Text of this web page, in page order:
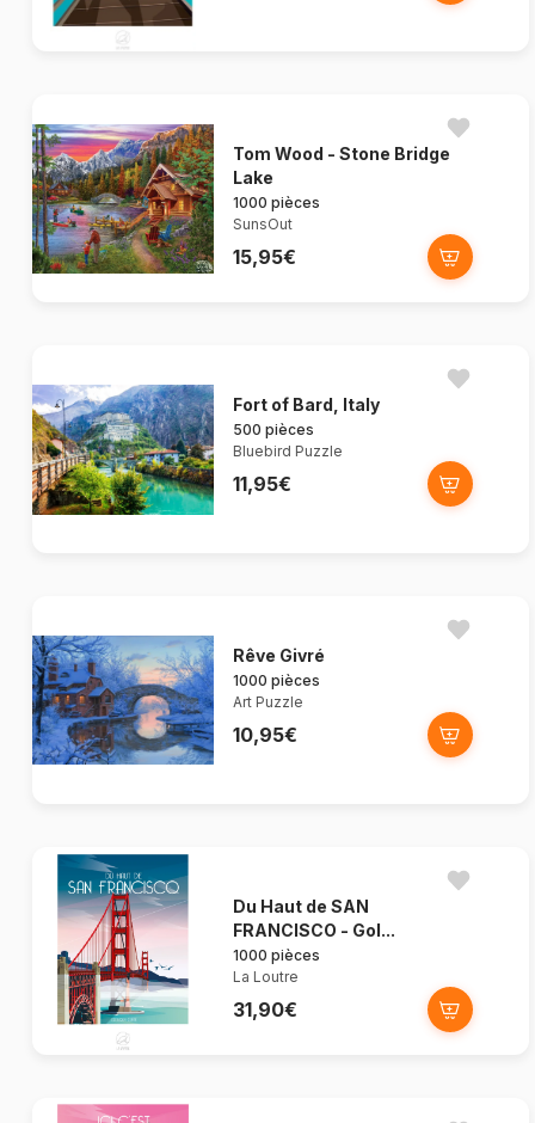
Tom Wood - Stone Bridge
Lake
1000 pièces
SunsOut
15,95€
Fort of Bard, Italy
500 pièces
Bluebird Puzzle
11,95€
Rêve Givré
1000 pièces
Art Puzzle
10,95€
Du Haut de SAN
FRANCISCO - Gol...
1000 pièces
La Loutre
31,90€